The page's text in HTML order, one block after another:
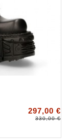
297,00 €
330,00 €